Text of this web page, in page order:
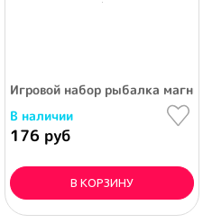
Игровой набор рыбалка
В наличии
176 руб
В КОРЗИНУ